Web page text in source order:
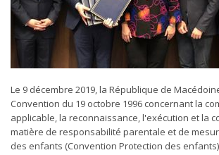
Le 9 décembre 2019, la République de
Convention du 19 octobre 1996 concernant la
applicable, la reconnaissance, l'exécution et la
matière de responsabilité parentale et de
des enfants (Convention Protection des